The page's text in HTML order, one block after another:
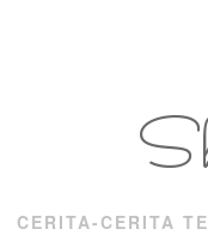
CERITA-CERITA